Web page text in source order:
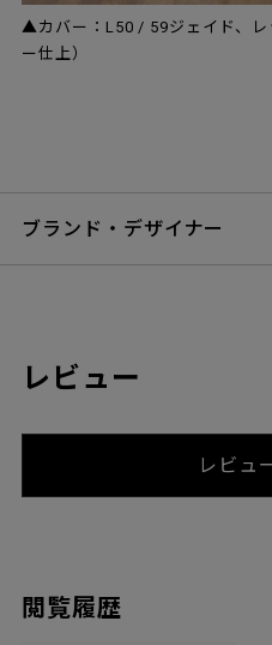
▲カバー：L50 / 59ジェイド、レ
ー仕上）
ブランド・デザイナー
レビュー
レビュ
閲覧履歴